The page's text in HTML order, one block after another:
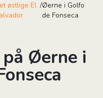
østlige El /Øerne i Golfo
de Fonseca
Øerne i